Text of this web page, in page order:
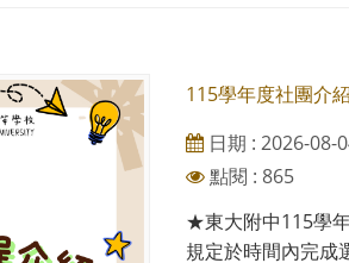
115學年度社團介
日期 : 2026-08-
點閱 : 865
★東大附中115學
規定於時間內完成